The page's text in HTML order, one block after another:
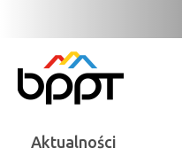
Aktualności